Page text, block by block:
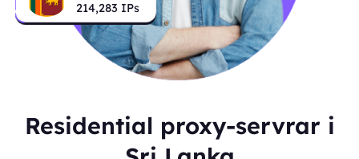
214,283 IPs
Residential proxy-servrar i